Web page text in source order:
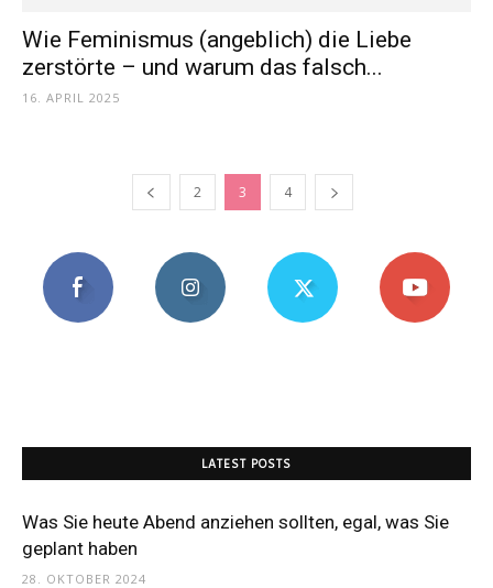
Wie Feminismus (angeblich) die Liebe
zerstörte – und warum das falsch...
16. APRIL 2025
2 3 4
LATEST POSTS
Was Sie heute Abend anziehen sollten, egal, was Sie
geplant haben
28. OKTOBER 2024